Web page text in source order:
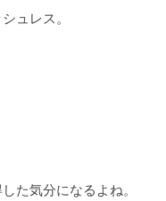
ュレス。
た気分になるよね。